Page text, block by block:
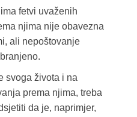
fetvi uvaženih
njima nije obavezna
ali nepoštovanje
svoga života i na
prema njima, treba
da je, naprimjer,